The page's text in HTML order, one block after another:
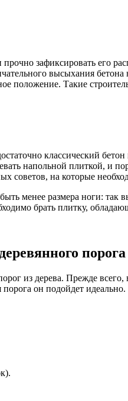
прочно зафиксировать его
высыхания бетона
положение. Такие
классический
напольной плиткой, и
советов, на которые
менее размера ноги: так
брать плитку,
порога
из дерева. Прежде
порога он подойдет